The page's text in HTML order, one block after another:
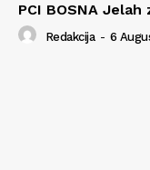
PCI BOSNA
Redakcija - 6